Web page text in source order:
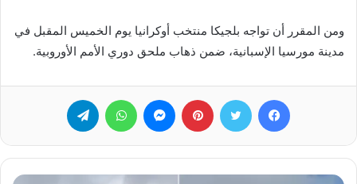
ومن المقرر أن تواجه بلجيكا منتخب أوكرانيا يوم الخميس المقبل في
مدينة مورسيا الإسبانية، ضمن ذهاب ملحق دوري الأمم الأوروبية.
فيسبوك تويتر بينتيريست ماسنجر واتساب